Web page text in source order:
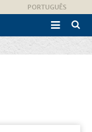
PORTUGUÊS
